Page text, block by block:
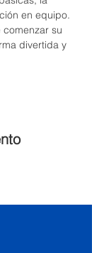
en equipo.
comenzar su
divertida y